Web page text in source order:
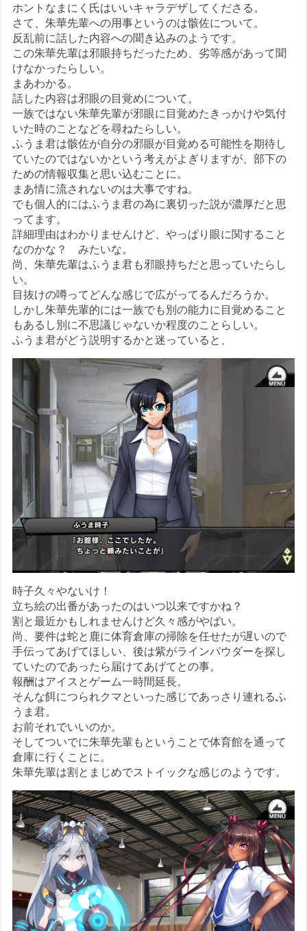
ホントなまにく氏はいいキャラデザしてくださる。
さて、朱華先輩への用事というのは骸佐について。
反乱前に話した内容への聞き込みのようです。
この朱華先輩は邪眼持ちだったため、劣等感があって聞
けなかったらしい。
まあわかる。
話した内容は邪眼の目覚めについて。
一族ではない朱華先輩が邪眼に目覚めたきっかけや気付
いた時のことなどを尋ねたらしい。
ふうま君は骸佐が自分の邪眼が目覚める可能性を期待し
ていたのではないかという考えがよぎりますが、部下の
ための情報収集と思い込むことに。
まあ情に流されないのは大事ですね。
でも個人的にはふうま君の為に裏切った説が濃厚だと思
ってます。
詳細理由はわかりませんけど、やっぱり眼に関すること
なのかな？ みたいな。
尚、朱華先輩はふうま君も邪眼持ちだと思っていたらし
い。
目抜けの噂ってどんな感じで広がってるんだろうか。
しかし朱華先輩的には一族でも別の能力に目覚めること
もあるし別に不思議じゃないか程度のことらしい。
ふうま君がどう説明するかと迷っていると、
時子久々やないけ！
立ち絵の出番があったのはいつ以来ですかね？
割と最近かもしれませんけど久々感がやばい。
尚、要件は蛇と鹿に体育倉庫の掃除を任せたが遅いので
手伝ってあげてほしい、後は紫がラインパウダーを探し
ていたのであったら届けてあげてとの事。
報酬はアイスとゲーム一時間延長。
そんな餌につられクマといった感じであっさり連れるふ
うま君。
お前それでいいのか。
そしてついでに朱華先輩もということで体育館を通って
倉庫に行くことに。
朱華先輩は割とまじめでストイックな感じのようです。